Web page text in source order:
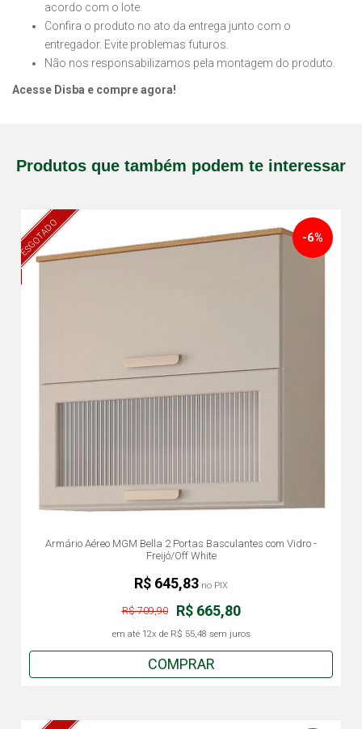
acordo com o lote.
Confira o produto no ato da entrega junto com o
entregador. Evite problemas futuros.
Não nos responsabilizamos pela montagem do produto.
Acesse Disba e compre agora!
Produtos que também podem te interessar
ESGOTADO
Armário Aéreo MGM Bella 2 Portas Basculantes com Vidro -
Freijó/Off White
-6%
R$ 665,80
R$ 709,90
em até 12x de R$ 55,48 sem juros
R$ 645,83 no PIX
COMPRAR